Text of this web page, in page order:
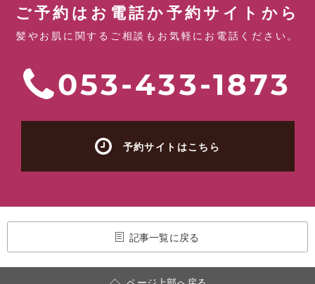
ご予約はお電話か予約サイトから
髪やお肌に関するご相談もお気軽にお電話ください。
053-433-1873
予約サイトはこちら
記事一覧に戻る
ページ上部へ戻る